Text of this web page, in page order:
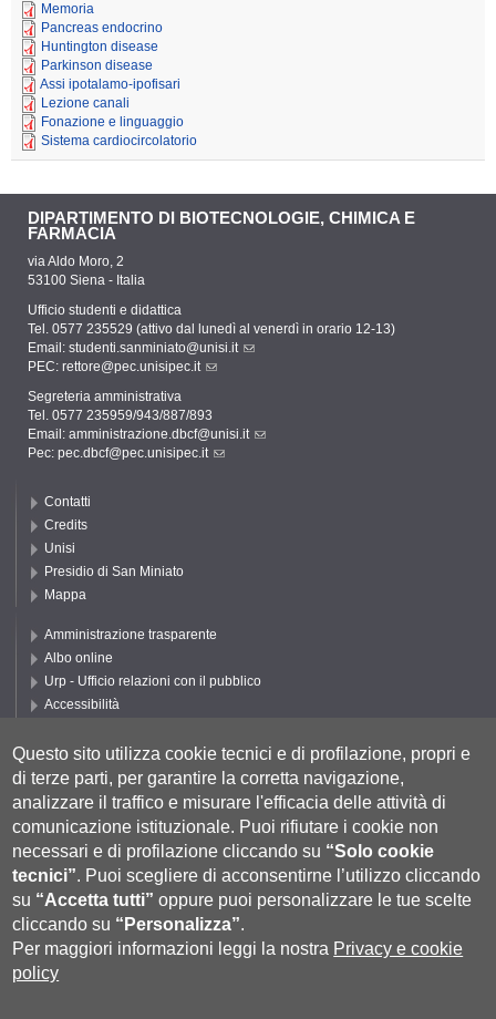
Memoria
Pancreas endocrino
Huntington disease
Parkinson disease
Assi ipotalamo-ipofisari
Lezione canali
Fonazione e linguaggio
Sistema cardiocircolatorio
DIPARTIMENTO DI BIOTECNOLOGIE, CHIMICA E
FARMACIA
via Aldo Moro, 2
53100 Siena - Italia
Ufficio studenti e didattica
Tel. 0577 235529 (attivo dal lunedì al venerdì in orario 12-13)
Email: studenti.sanminiato@unisi.it
PEC: rettore@pec.unisipec.it
Segreteria amministrativa
Tel. 0577 235959/943/887/893
Email: amministrazione.dbcf@unisi.it
Pec: pec.dbcf@pec.unisipec.it
Contatti
Credits
Unisi
Presidio di San Miniato
Mappa
Amministrazione trasparente
Albo online
Urp - Ufficio relazioni con il pubblico
Accessibilità
Cookie settings
Segui UNISI
Questo sito utilizza cookie tecnici e di profilazione, propri e
di terze parti, per garantire la corretta navigazione,
analizzare il traffico e misurare l'efficacia delle attività di
comunicazione istituzionale. Puoi rifiutare i cookie non
necessari e di profilazione cliccando su “Solo cookie
tecnici”. Puoi scegliere di acconsentirne l’utilizzo cliccando
su “Accetta tutti” oppure puoi personalizzare le tue scelte
cliccando su “Personalizza”.
Per maggiori informazioni leggi la nostra Privacy e cookie
policy